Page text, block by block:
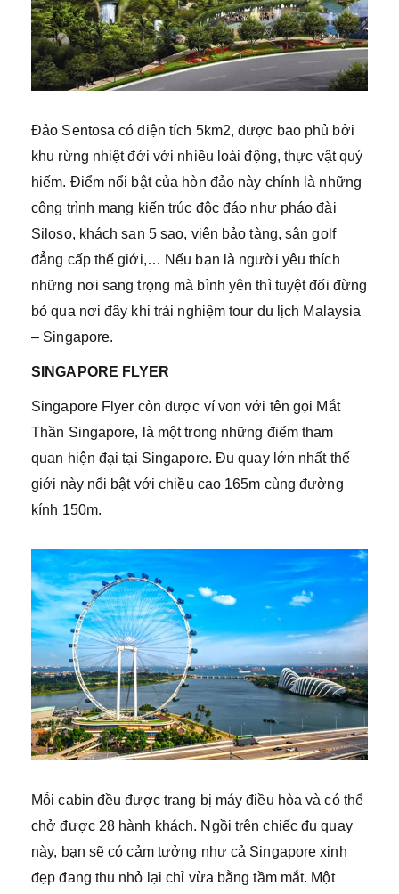
Đảo Sentosa có diện tích 5km2, được bao phủ bởi
khu rừng nhiệt đới với nhiều loài động, thực vật quý
hiếm. Điểm nổi bật của hòn đảo này chính là những
công trình mang kiến trúc độc đáo như pháo đài
Siloso, khách sạn 5 sao, viện bảo tàng, sân golf
đẳng cấp thế giới,… Nếu bạn là người yêu thích
những nơi sang trọng mà bình yên thì tuyệt đối đừng
bỏ qua nơi đây khi trải nghiệm tour du lịch Malaysia
– Singapore.
SINGAPORE FLYER
Singapore Flyer còn được ví von với tên gọi Mắt
Thần Singapore, là một trong những điểm tham
quan hiện đại tại Singapore. Đu quay lớn nhất thế
giới này nổi bật với chiều cao 165m cùng đường
kính 150m.
Mỗi cabin đều được trang bị máy điều hòa và có thể
chở được 28 hành khách. Ngồi trên chiếc đu quay
này, bạn sẽ có cảm tưởng như cả Singapore xinh
đẹp đang thu nhỏ lại chỉ vừa bằng tầm mắt. Một